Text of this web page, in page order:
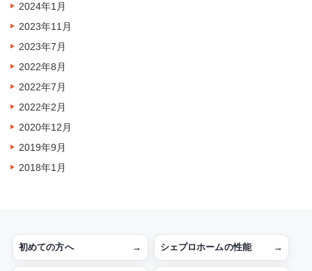
2024年1月
2023年11月
2023年7月
2022年8月
2022年7月
2022年2月
2020年12月
2019年9月
2018年1月
初めての方へ → シェプロホームの性能 →